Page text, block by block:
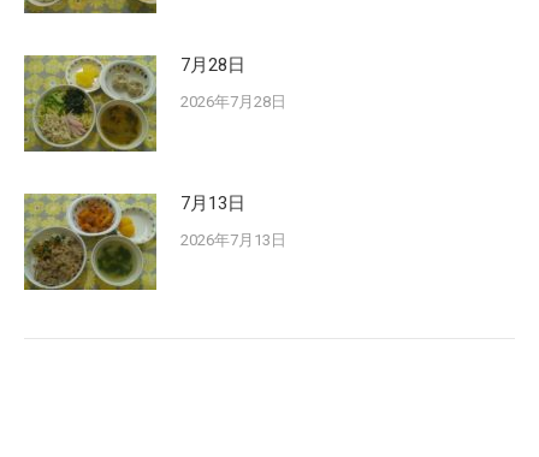
7月28日
2026年7月28日
7月13日
2026年7月13日